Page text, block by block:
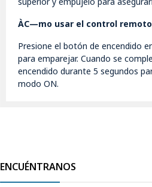
ÀC—mo usar el control
Presione el botón de encendido
para emparejar. Cuando se
encendido durante 5 segundos
modo ON.
ENCUÉNTRANOS